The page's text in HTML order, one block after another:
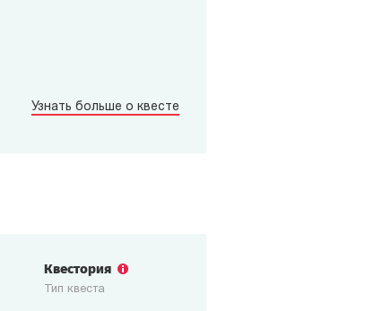
Узнать больше о квесте
Тип квеста
Квестория